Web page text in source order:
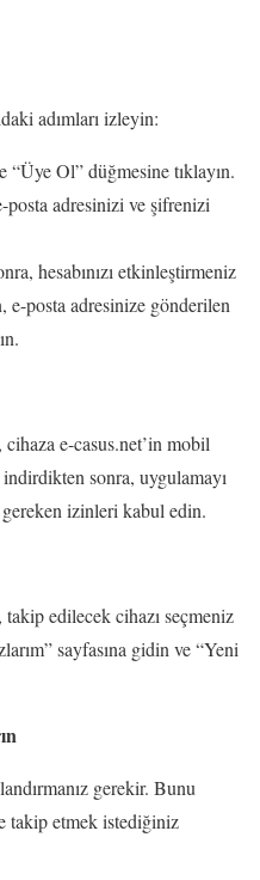
adımları izleyin:
“Üye Ol” düğmesine tıklayın.
posta adresinizi ve şifrenizi
hesabınızı etkinleştirmeniz
posta adresinize gönderilen
e-casus.net’in mobil
sonra, uygulamayı
izinleri kabul edin.
takip edilecek cihazı seçmeniz
sayfasına gidin ve “Yeni
gerekir. Bunu
takip etmek istediğiniz